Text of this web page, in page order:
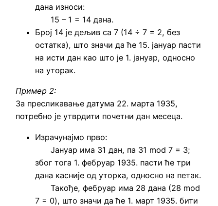
дана износи:
15 – 1 = 14 дана.
Број 14 је дељив са 7 (14 ÷ 7 = 2, без
остатка), што значи да ће 15. јануар пасти
на исти дан као што је 1. јануар, односно
на уторак.
Пример 2:
За пресликавање датума 22. марта 1935,
потребно је утврдити почетни дан месеца.
Израчунајмо прво:
Јануар има 31 дан, па 31 mod 7 = 3;
због тога 1. фебруар 1935. пасти ће три
дана касније од уторка, односно на петак.
Такође, фебруар има 28 дана (28 mod
7 = 0), што значи да ће 1. март 1935. бити